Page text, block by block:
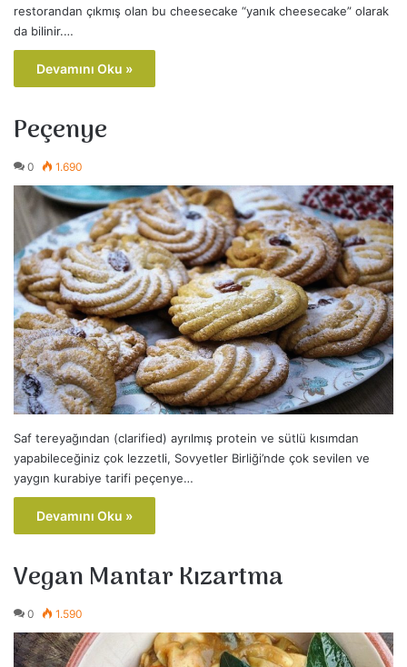
restorandan çıkmış olan bu cheesecake “yanık cheesecake” olarak
da bilinir.…
Devamını Oku »
Peçenye
0 1.690
Saf tereyağından (clarified) ayrılmış protein ve sütlü kısımdan
yapabileceğiniz çok lezzetli, Sovyetler Birliği’nde çok sevilen ve
yaygın kurabiye tarifi peçenye…
Devamını Oku »
Vegan Mantar Kızartma
0 1.590